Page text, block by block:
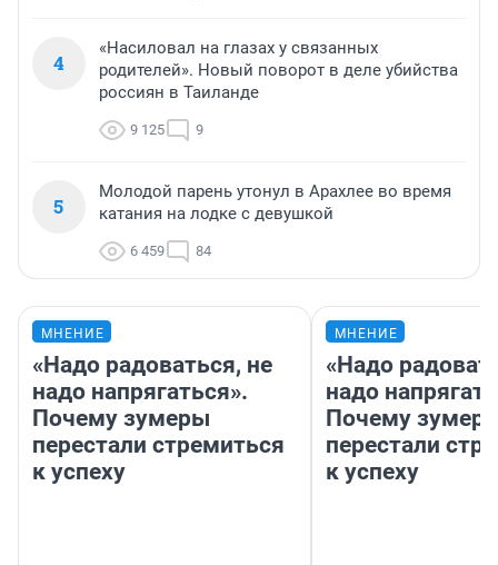
4
«Насиловал на глазах у связанных
родителей». Новый поворот в деле убийства
россиян в Таиланде
9 125 9
5
Молодой парень утонул в Арахлее во время
катания на лодке с девушкой
6 459 84
МНЕНИЕ
«Надо радоваться, не
надо напрягаться».
Почему зумеры
перестали стремиться
к успеху
МНЕНИЕ
«Надо
надо
Почему
перестали
к успеху